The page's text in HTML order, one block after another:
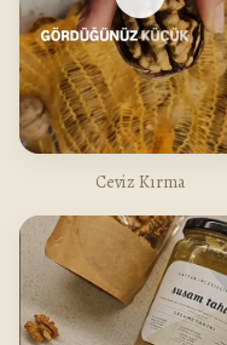
Ceviz Kırma